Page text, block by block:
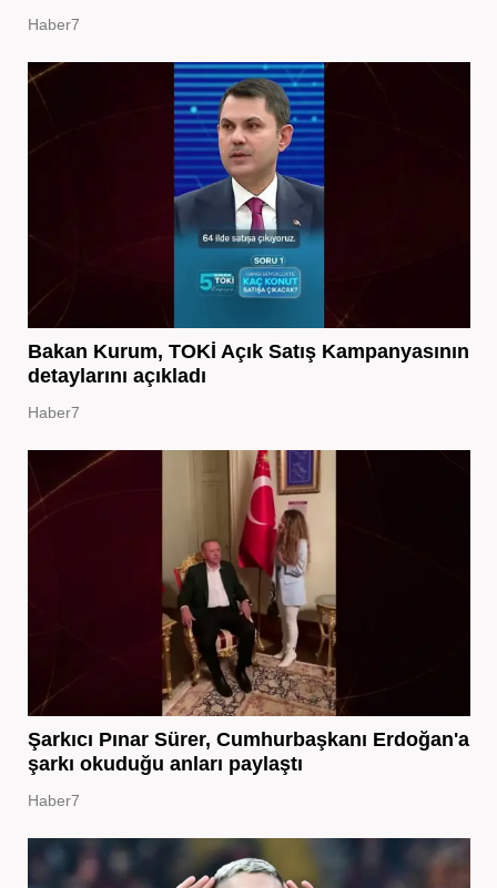
Haber7
Bakan Kurum, TOKİ Açık Satış Kampanyasının
detaylarını açıkladı
Haber7
Şarkıcı Pınar Sürer, Cumhurbaşkanı Erdoğan'a
şarkı okuduğu anları paylaştı
Haber7